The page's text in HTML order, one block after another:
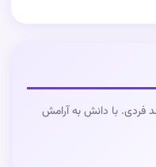
فردی. با دانش به آرامش